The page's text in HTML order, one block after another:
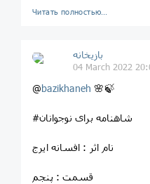
Читать полностью…
بازیخانه
04 March 2022
@bazikhaneh 🌸🍃
#شاهنامه برای نوجوانان
نام اثر : افسانه ایرج
قسمت : پنجم